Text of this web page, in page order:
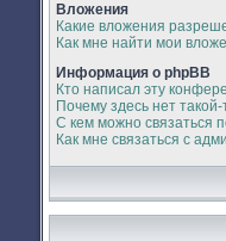
Вложения
Какие вложения
Как мне найти мои
Информация о phpBB
Кто написал эту
Почему здесь нет
С кем можно связаться
Как мне связаться с